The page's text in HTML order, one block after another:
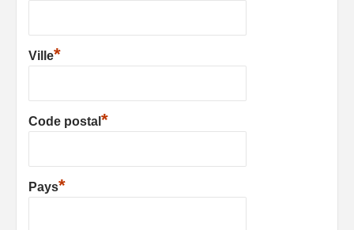
Ville*
Code postal *
Pays*